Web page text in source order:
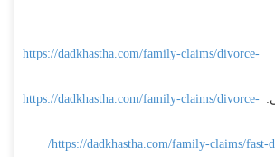
https://dadkhastha.com/family-claims/divorce-
https://dadkhastha.com/family-claims/divorce-
https://dadkhastha.com/family-claims/fast-